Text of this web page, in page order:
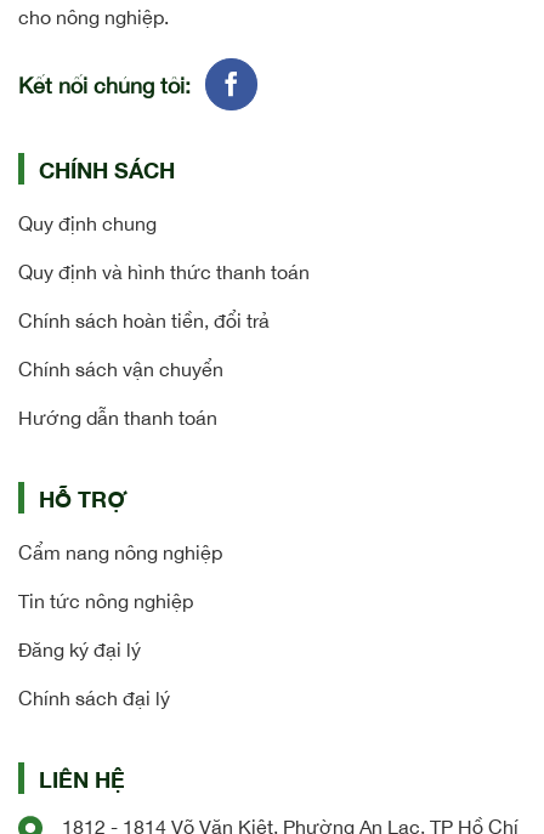
cho nông nghiệp.
Kết nối chúng tôi:
CHÍNH SÁCH
Quy định chung
Quy định và hình thức thanh toán
Chính sách hoàn tiền, đổi trả
Chính sách vận chuyển
Hướng dẫn thanh toán
HỖ TRỢ
Cẩm nang nông nghiệp
Tin tức nông nghiệp
Đăng ký đại lý
Chính sách đại lý
LIÊN HỆ
1812 - 1814 Võ Văn Kiệt, Phường An Lạc, TP Hồ Chí